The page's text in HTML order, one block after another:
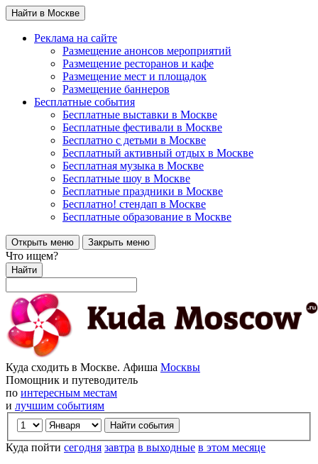
Найти в Москве
Реклама на сайте
Размещение анонсов мероприятий
Размещение ресторанов и кафе
Размещение мест и площадок
Размещение баннеров
Бесплатные события
Бесплатные выставки в Москве
Бесплатные фестивали в Москве
Бесплатно с детьми в Москве
Бесплатный активный отдых в Москве
Бесплатная музыка в Москве
Бесплатные шоу в Москве
Бесплатные праздники в Москве
Бесплатно! стендап в Москве
Бесплатные образование в Москве
Открыть меню Закрыть меню
Что ищем?
Найти
Куда сходить в Москве. Афиша Москвы
Помощник и путеводитель
по интересным местам
и лучшим событиям
Куда пойти сегодня завтра в выходные в этом месяце